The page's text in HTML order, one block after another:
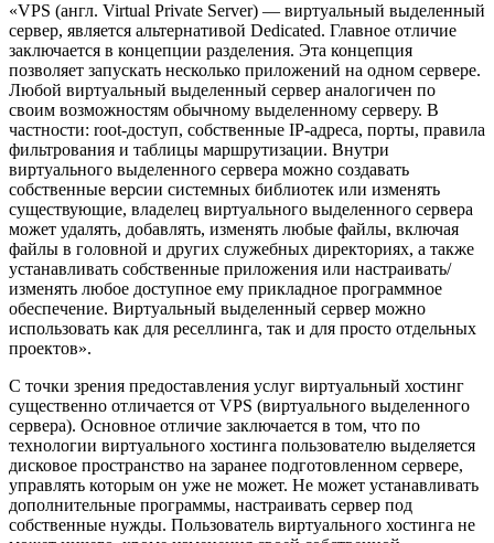
«VPS (англ. Virtual Private Server) — виртуальный выделенный
сервер, является альтернативой Dedicated. Главное отличие
заключается в концепции разделения. Эта концепция
позволяет запускать несколько приложений на одном сервере.
Любой виртуальный выделенный сервер аналогичен по
своим возможностям обычному выделенному серверу. В
частности: root-доступ, собственные IP-адреса, порты, правила
фильтрования и таблицы маршрутизации. Внутри
виртуального выделенного сервера можно создавать
собственные версии системных библиотек или изменять
существующие, владелец виртуального выделенного сервера
может удалять, добавлять, изменять любые файлы, включая
файлы в головной и других служебных директориях, а также
устанавливать собственные приложения или настраивать/
изменять любое доступное ему прикладное программное
обеспечение. Виртуальный выделенный сервер можно
использовать как для реселлинга, так и для просто отдельных
проектов».
С точки зрения предоставления услуг виртуальный хостинг
существенно отличается от VPS (виртуального выделенного
сервера). Основное отличие заключается в том, что по
технологии виртуального хостинга пользователю выделяется
дисковое пространство на заранее подготовленном сервере,
управлять которым он уже не может. Не может устанавливать
дополнительные программы, настраивать сервер под
собственные нужды. Пользователь виртуального хостинга не